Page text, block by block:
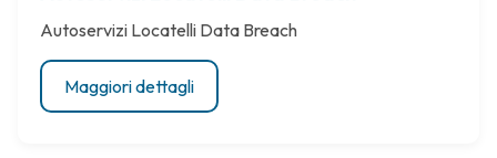
Autoservizi Locatelli Data Breach
Maggiori dettagli